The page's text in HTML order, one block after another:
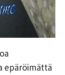
epäröimättä